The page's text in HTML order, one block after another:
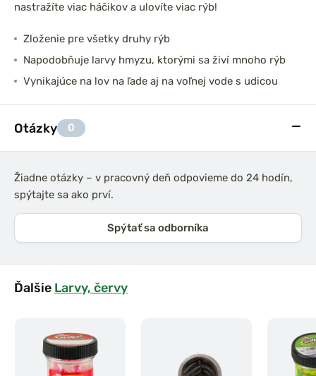
nastražíte viac háčikov a ulovíte viac rýb!
Zloženie pre všetky druhy rýb
Napodobňuje larvy hmyzu, ktorými sa živí mnoho rýb
Vynikajúce na lov na ľade aj na voľnej vode s udicou
Otázky 0
Žiadne otázky – v pracovný deň odpovieme do 24 hodín,
spýtajte sa ako prví.
Spýtať sa odborníka
Ďalšie Larvy, červy